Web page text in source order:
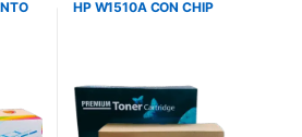
Genéricos HP,Toner Asertek
HP W1510A CON CHIP